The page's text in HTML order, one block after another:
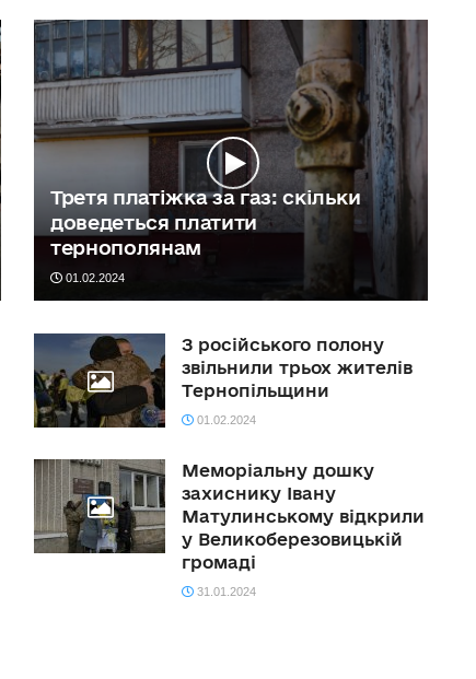
Третя платіжка за газ: скільки
доведеться платити
тернополянам
01.02.2024
З російського полону
звільнили трьох жителів
Тернопільщини
01.02.2024
Меморіальну дошку
захиснику Івану
Матулинському відкрили
у Великоберезовицькій
громаді
31.01.2024